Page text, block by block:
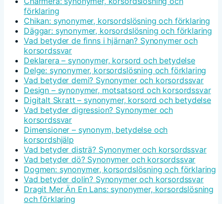
förklaring
Chikan: synonymer, korsordslösning och förklaring
Däggar: synonymer, korsordslösning och förklaring
Vad betyder de finns i hjärnan? Synonymer och
korsordssvar
Deklarera – synonymer, korsord och betydelse
Delge: synonymer, korsordslösning och förklaring
Vad betyder demi? Synonymer och korsordssvar
Design – synonymer, motsatsord och korsordssvar
Digitalt Skratt – synonymer, korsord och betydelse
Vad betyder digression? Synonymer och
korsordssvar
Dimensioner – synonym, betydelse och
korsordshjälp
Vad betyder disträ? Synonymer och korsordssvar
Vad betyder dö? Synonymer och korsordssvar
Dogmen: synonymer, korsordslösning och förklaring
Vad betyder dolin? Synonymer och korsordssvar
Dragit Mer Än En Lans: synonymer, korsordslösning
och förklaring